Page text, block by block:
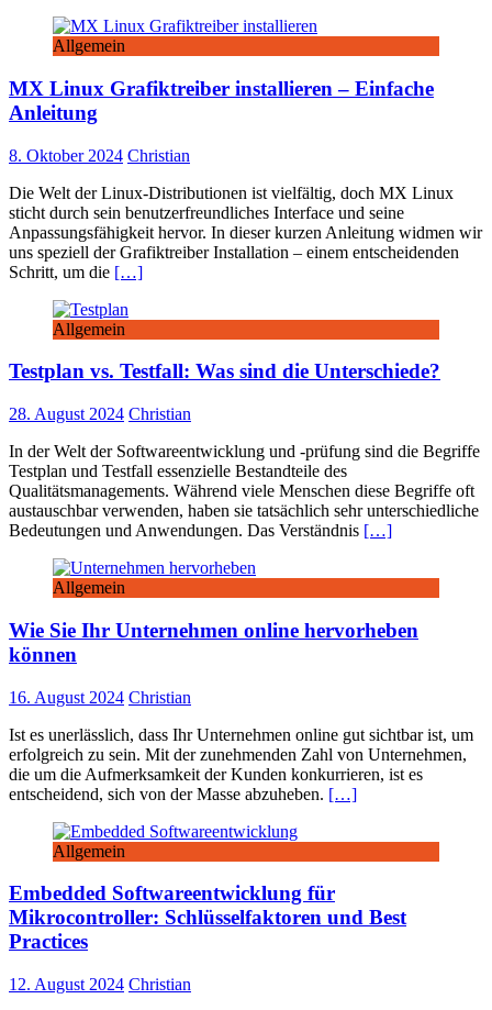
Allgemein
MX Linux Grafiktreiber installieren – Einfache
Anleitung
8. Oktober 2024 Christian
Die Welt der Linux-Distributionen ist vielfältig, doch MX Linux
sticht durch sein benutzerfreundliches Interface und seine
Anpassungsfähigkeit hervor. In dieser kurzen Anleitung widmen wir
uns speziell der Grafiktreiber Installation – einem entscheidenden
Schritt, um die […]
Allgemein
Testplan vs. Testfall: Was sind die Unterschiede?
28. August 2024 Christian
In der Welt der Softwareentwicklung und -prüfung sind die Begriffe
Testplan und Testfall essenzielle Bestandteile des
Qualitätsmanagements. Während viele Menschen diese Begriffe oft
austauschbar verwenden, haben sie tatsächlich sehr unterschiedliche
Bedeutungen und Anwendungen. Das Verständnis […]
Allgemein
Wie Sie Ihr Unternehmen online hervorheben
können
16. August 2024 Christian
Ist es unerlässlich, dass Ihr Unternehmen online gut sichtbar ist, um
erfolgreich zu sein. Mit der zunehmenden Zahl von Unternehmen,
die um die Aufmerksamkeit der Kunden konkurrieren, ist es
entscheidend, sich von der Masse abzuheben. […]
Allgemein
Embedded Softwareentwicklung für
Mikrocontroller: Schlüsselfaktoren und Best
Practices
12. August 2024 Christian